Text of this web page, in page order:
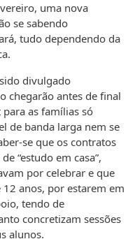
uma nova
se sabendo
tudo dependendo da
divulgado
chegarão antes de final
as famílias só
de banda larga nem se
se que os contratos
“estudo em casa”,
por celebrar e que
anos, por estarem em
tendo de
concretizam sessões
alunos.